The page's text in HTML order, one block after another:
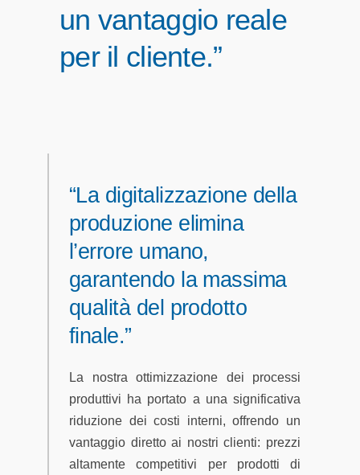
un vantaggio reale
per il cliente.”
“La digitalizzazione della
produzione elimina
l’errore umano,
garantendo la massima
qualità del prodotto
finale.”
La nostra ottimizzazione dei processi
produttivi ha portato a una significativa
riduzione dei costi interni, offrendo un
vantaggio diretto ai nostri clienti: prezzi
altamente competitivi per prodotti di